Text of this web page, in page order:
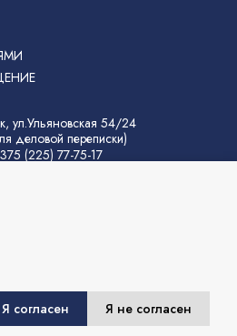
ул.Ульяновская 54/24
деловой переписки)
(225) 77-75-17
окно»
района г. Бобруйска,
регистре информационных
№ 7822542482 от 09.04.2025г.
Я согласен Я не согласен